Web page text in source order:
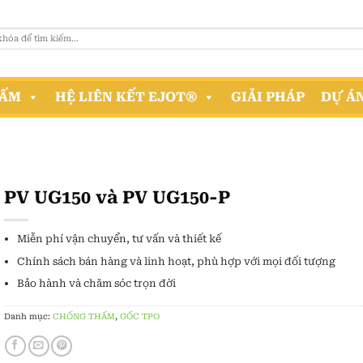
HỆ LIÊN KẾT EJOT® GIẢI PHÁP DỰ
PV UG150 và PV UG150-P
Miễn phí vận chuyển, tư vấn và thiết kế
Chính sách bán hàng và linh hoạt, phù hợp với mọi đối tượng
Bảo hành và chăm sóc trọn đời
Danh mục: CHỐNG THẤM, GỐC TPO